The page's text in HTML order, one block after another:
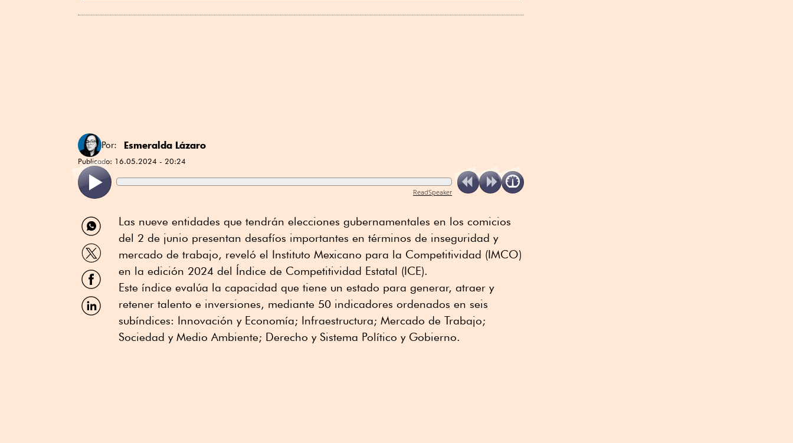
Por: Esmeralda Lázaro
Publicado: 16.05.2024 - 20:24
ReadSpeaker
Compartir
por
WhatsApp
Compartir
por
Twitter
Compartir
por
Facebook
Compartir
por
Las nueve entidades que tendrán elecciones gubernamentales en los comicios
del 2 de junio presentan desafíos importantes en términos de inseguridad y
mercado de trabajo, reveló el Instituto Mexicano para la Competitividad (IMCO)
en la edición 2024 del Índice de Competitividad Estatal (ICE).
Este índice evalúa la capacidad que tiene un estado para generar, atraer y
retener talento e inversiones, mediante 50 indicadores ordenados en seis
subíndices: Innovación y Economía; Infraestructura; Mercado de Trabajo;
Sociedad y Medio Ambiente; Derecho y Sistema Político y Gobierno.